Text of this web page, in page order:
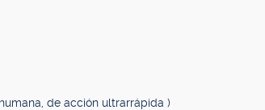
de acción ultrarrápida )